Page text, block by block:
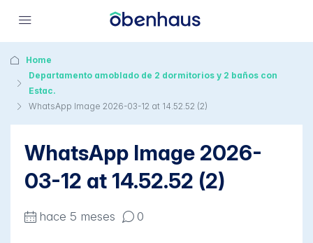
Home
Departamento amoblado de 2 dormitorios y 2 baños con
Estac.
WhatsApp Image 2026-03-12 at 14.52.52 (2)
WhatsApp Image 2026-
03-12 at 14.52.52 (2)
hace 5 meses 0